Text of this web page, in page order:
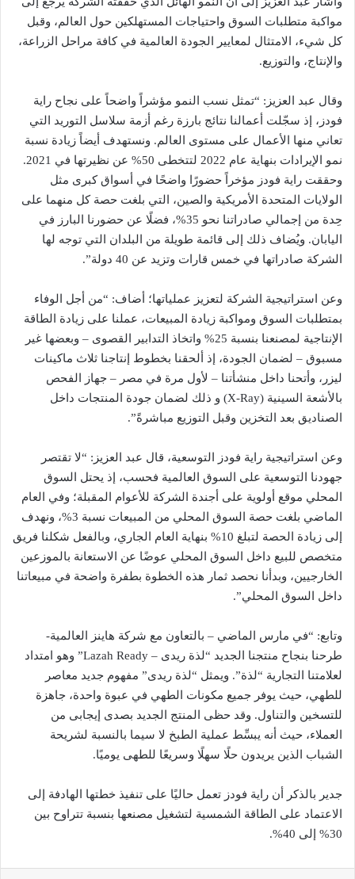
مواكبة متطلبات السوق واحتياجات المستهلكين حول العالم، وقبل
كل شيء، الامتثال لمعايير الجودة العالمية في كافة مراحل الزراعة،
والإنتاج، والتوزيع.
وقال عبد العزيز: “تمثل نسب النمو مؤشراً واضحاً على نجاح راية
فودز، إذ سجّلت أعمالنا نتائج بارزة رغم أزمة سلاسل التوريد التي
تعاني منها الأعمال على مستوى العالم. ونستهدف أيضاً زيادة نسبة
نمو الإيرادات بنهاية عام 2022 لتتخطى 50% عن نظيرتها في 2021.
وحققت راية فودز مؤخراً حضورًا واضحًا في أسواق كبرى مثل
الولايات المتحدة الأمريكية والصين، التي بلغت حصة كل منهما على
حِدة من إجمالي صادراتنا نحو 35%، فضلًا عن حضورنا البارز في
اليابان. ويُضاف ذلك إلى قائمة طويلة من البلدان التي توجه لها
الشركة صادراتها في خمس قارات وتزيد عن 40 دولة”.
وعن استراتيجية الشركة لتعزيز عملياتها؛ أضاف: “من أجل الوفاء
بمتطلبات السوق ومواكبة زيادة المبيعات، عملنا على زيادة الطاقة
الإنتاجية لمصنعنا بنسبة 25% واتخاذ التدابير القصوى – وبعضها غير
مسبوق – لضمان الجودة، إذ ألحقنا بخطوط إنتاجنا ثلاث ماكينات
ليزر، وأتحنا داخل منشأتنا – لأول مرة في مصر – جهاز الفحص
بالأشعة السينية (X-Ray) و ذلك لضمان جودة المنتجات داخل
الصناديق بعد التخزين وقبل التوزيع مباشرةً”.
وعن استراتيجية راية فودز التوسعية، قال عبد العزيز: “لا تقتصر
جهودنا التوسعية على السوق العالمية فحسب، إذ يحتل السوق
المحلي موقع أولوية على أجندة الشركة للأعوام المقبلة؛ وفي العام
الماضي بلغت حصة السوق المحلي من المبيعات نسبة 3%، ونهدف
إلى زيادة الحصة لتبلغ 10% بنهاية العام الجاري، وبالفعل شكلنا فريق
متخصص للبيع داخل السوق المحلي عوضًا عن الاستعانة بالموزعين
الخارجيين، وبدأنا نحصد ثمار هذه الخطوة بطفرة واضحة في مبيعاتنا
داخل السوق المحلي”.
وتابع: “في مارس الماضي – بالتعاون مع شركة هاينز العالمية-
طرحنا بنجاح منتجنا الجديد “لذة ريدى – Lazah Ready” وهو امتداد
لعلامتنا التجارية “لذة”. ويمثل “لذة ريدى” مفهوم جديد معاصر
للطهي، حيث يوفر جميع مكونات الطهي في عبوة واحدة، جاهزة
للتسخين والتناول. وقد حظى المنتج الجديد بصدى إيجابى من
العملاء، حيث أنه يبسِّط عملية الطبخ لا سيما بالنسبة لشريحة
الشباب الذين يريدون حلًا سهلًا وسريعًا للطهى يوميًا.
جدير بالذكر أن راية فودز تعمل حاليًا على تنفيذ خطتها الهادفة إلى
الاعتماد على الطاقة الشمسية لتشغيل مصنعها بنسبة تتراوح بين
30% إلى 40%.